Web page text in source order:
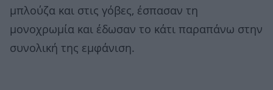
μπλούζα και στις γόβες, έσπασαν τη
μονοχρωμία και έδωσαν το κάτι παραπάνω στην
συνολική της εμφάνιση.